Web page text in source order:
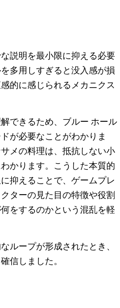
説明を最小限に抑える必要
多用しすぎると没入感が損
的に感じられるメカニクス
できるため、ブルー ホール
が必要なことがわかりま
メの料理は、抵抗しない小
かります。こうした本質的
抑えることで、ゲームプレ
ターの見た目の特徴や役割
をするのかという混乱を軽
ループが形成されたとき、
信しました。